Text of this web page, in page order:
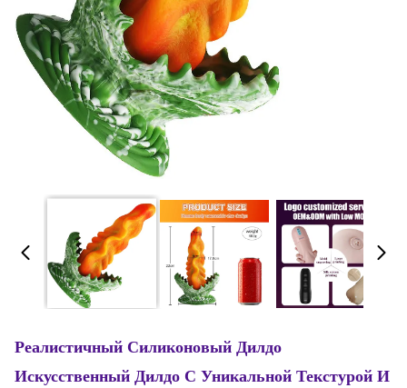
Реалистичный Силиконовый Дилдо
Искусственный Дилдо С Уникальной Текстурой И